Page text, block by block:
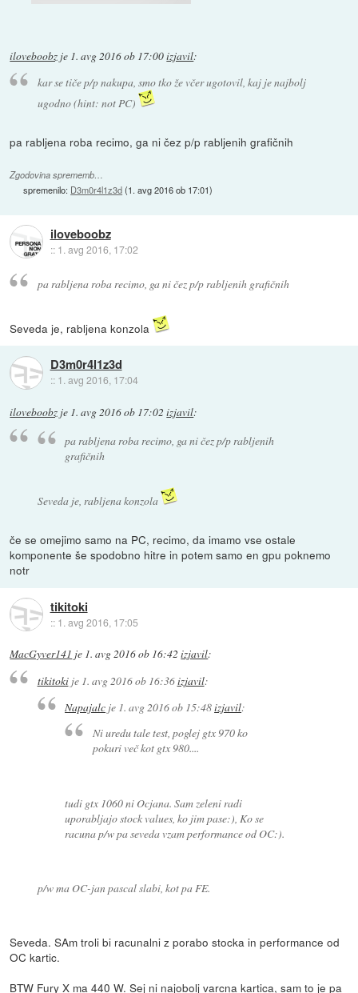
iloveboobz je 1. avg 2016 ob 17:00izjavil:
kar se tiče p/p nakupa, smo tko že včer ugotovil, kaj je najbolj
ugodno (hint: not PC)
pa rabljena roba recimo, ga ni čez p/p rabljenih grafičnih
Zgodovina sprememb…
spremenilo: D3m0r4l1z3d(1. avg 2016 ob 17:01)
iloveboobz
:: 1. avg 2016, 17:02
pa rabljena roba recimo, ga ni čez p/p rabljenih grafičnih
Seveda je, rabljena konzola
D3m0r4l1z3d
:: 1. avg 2016, 17:04
iloveboobz je 1. avg 2016 ob 17:02 izjavil:
pa rabljena roba recimo, ga ni čez p/p rabljenih
grafičnih
Seveda je, rabljena konzola
če se omejimo samo na PC, recimo, da imamo vse ostale
komponente še spodobno hitre in potem samo en gpu poknemo
notr
tikitoki
:: 1. avg 2016, 17:05
MacGyver141 je 1. avg 2016 ob 16:42 izjavil:
tikitokije 1. avg 2016 ob 16:36izjavil:
Napajalc je 1. avg 2016 ob 15:48izjavil:
Ni uredu tale test, poglej gtx 970 ko
pokuri več kot gtx 980....
tudi gtx 1060 ni Ocjana. Sam zeleni radi
uporabljajo stock values, ko jim pase:), Ko se
racuna p/w pa seveda vzam performance od OC:).
p/w ma OC-jan pascal slabi, kot pa FE.
Seveda. SAm troli bi racunalni z porabo stocka in performance od
OC kartic.
BTW Fury X ma 440 W. Sej ni najobolj varcna kartica, sam to je pa